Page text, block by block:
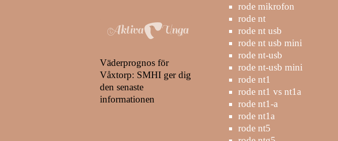
rode mikrofon
rode nt
rode nt usb
rode nt usb mini
rode nt-usb
rode nt-usb mini
rode nt1
rode nt1 vs nt1a
rode nt1-a
rode nt1a
rode nt5
Väderprognos för
Våxtorp: SMHI ger dig
den senaste
informationen